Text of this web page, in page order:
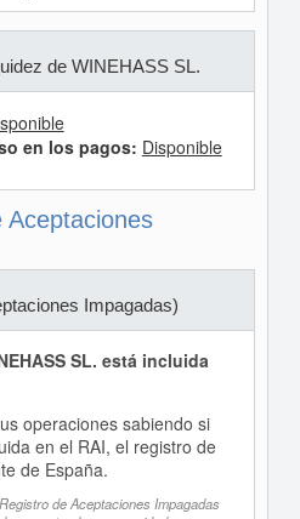
de WINEHASS SL.
en los pagos: Disponible
Impagadas)
SL. está incluida
operaciones sabiendo si
en el RAI, el registro de
de España.
de Aceptaciones Impagadas